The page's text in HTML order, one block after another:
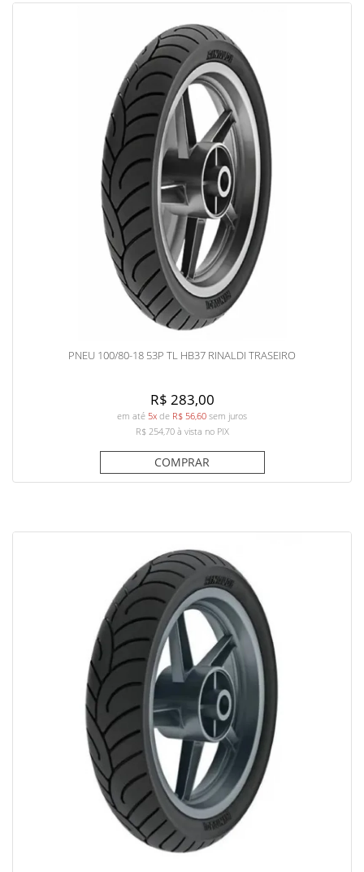
PNEU 100/80-18 53P TL HB37 RINALDI TRASEIRO
R$ 283,00
em até 5x de R$ 56,60 sem juros
R$ 254,70à vista no PIX
COMPRAR